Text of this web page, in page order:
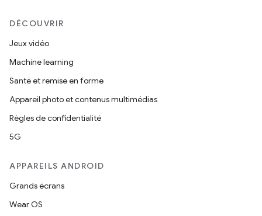
DÉCOUVRIR
Jeux vidéo
Machine learning
Santé et remise en forme
Appareil photo et contenus multimédias
Règles de confidentialité
5G
APPAREILS ANDROID
Grands écrans
Wear OS